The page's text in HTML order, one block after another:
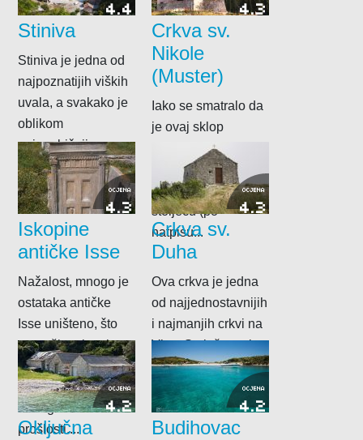
od...
4.4
Stiniva
Stiniva je jedna od
najpoznatijih viških
uvala, a svakako je
oblikom
najneobičnija.
Nalazi se na južnoj
strani otoka,...
4.3
Crkva sv.
Nikole
(Muster)
Iako se smatralo da
je ovaj sklop
benediktinskog
samostana i crkve
sagrađen još u IX.
stoljeću (po
natpisu...
OCJENA
4.3
Iskopine
antičke Isse
Nažalost, mnogo je
ostataka antičke
Isse uništeno, što
pretraživanjem bez
arheološke kontrole,
što ratovima ili
nebrigom u
prošlosti....
OCJENA
4.3
Crkva sv.
Duha
Ova crkva je jedna
od najjednostavnijih
i najmanjih crkvi na
Visu. Smještena je
na najvišem vrhu
otoka Visa,...
OCJENA
4.2
Oključna
OCJENA
4.2
Budihovac